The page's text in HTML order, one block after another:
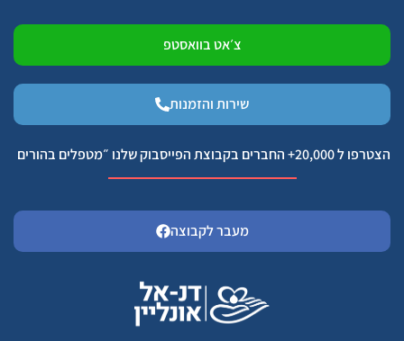
צ׳אט בוואסטפ
שירות והזמנות
הצטרפו ל 20,000+ החברים בקבוצת הפייסבוק שלנו ״מטפלים בהורים
מעבר לקבוצה